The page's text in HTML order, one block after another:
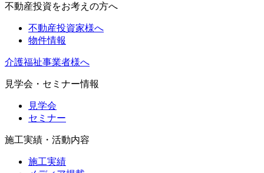
不動産投資をお考えの方へ
不動産投資家様へ
物件情報
介護福祉事業者様へ
見学会・セミナー情報
見学会
セミナー
施工実績・活動内容
施工実績